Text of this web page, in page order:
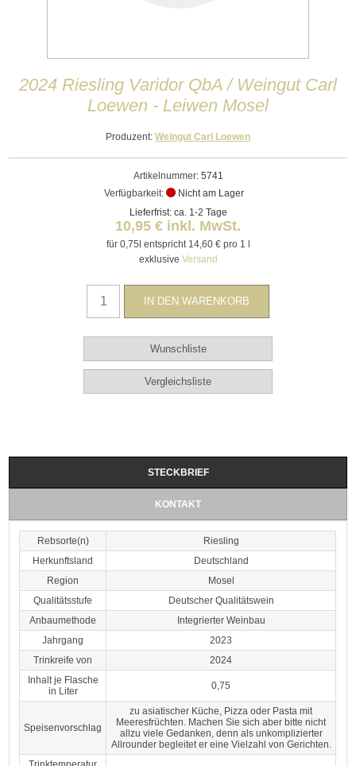
2024 Riesling Varidor QbA / Weingut Carl
Loewen - Leiwen Mosel
Produzent: Weingut Carl Loewen
Artikelnummer: 5741
Verfügbarkeit:
Nicht am Lager
Lieferfrist: ca. 1-2 Tage
10,95 € inkl. MwSt.
für 0,75l entspricht 14,60 € pro 1 l
exklusive Versand
STECKBRIEF
KONTAKT
Rebsorte(n)
Riesling
Herkunftsland
Deutschland
Region
Mosel
Qualitätsstufe
Deutscher Qualitätswein
Anbaumethode
Integrierter Weinbau
Jahrgang
2023
Trinkreife von
2024
Inhalt je Flasche
in Liter
0,75
Speisenvorschlag
zu asiatischer Küche, Pizza oder Pasta mit
Meeresfrüchten. Machen Sie sich aber bitte nicht
allzu viele Gedanken, denn als unkomplizierter
Allrounder begleitet er eine Vielzahl von Gerichten.